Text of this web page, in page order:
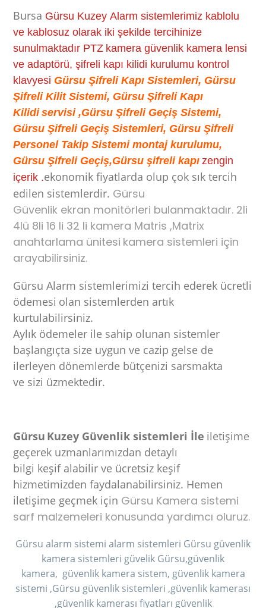
Bursa Gürsu Kuzey Alarm sistemlerimiz kablolu
ve kablosuz olarak iki şekilde tercihinize
sunulmaktadır PTZ kamera güvenlik kamera lensi
ve adaptörü, şifreli kapı kilidi kurulumu kontrol
klavyesi Gürsu Şifreli Kapı Sistemleri, Gürsu
Şifreli Kilit Sistemi, Gürsu Şifreli Kapı
Kilidi servisi ,Gürsu Şifreli Geçiş Sistemi,
Gürsu Şifreli Geçiş Sistemleri, Gürsu Şifreli
Personel Takip Sistemi montaj kurulumu,
Gürsu Şifreli Geçiş,Gürsu şifreli kapı zengin
içerik .ekonomik fiyatlarda olup çok sık tercih
edilen sistemlerdir. Gürsu
Güvenlik ekran monitörleri bulanmaktadır. 2li
4lü 8li 16 li 32 li kamera Matris ,Matrix
anahtarlama ünitesi kamera sistemleri için
arayabilirsiniz.
Gürsu Alarm sistemlerimizi tercih ederek ücretli
ödemesi olan sistemlerden artık
kurtulabilirsiniz.
Aylık ödemeler ile sahip olunan sistemler
başlangıçta size uygun ve cazip gelse de
ilerleyen dönemlerde bütçenizi sarsmakta
ve sizi üzmektedir.
Gürsu Kuzey Güvenlik sistemleri İle iletişime
geçerek uzmanlarımızdan detaylı
bilgi keşif alabilir ve ücretsiz keşif
hizmetimizden faydalanabilirsiniz. Hemen
iletişime geçmek için Gürsu Kamera sistemi
sarf malzemeleri konusunda yardımcı oluruz.
Gürsu alarm sistemi alarm sistemleri Gürsu güvenlik
kamera sistemleri güvelik Gürsu,güvenlik
kamera, güvenlik kamera sistem, güvenlik kamera
sistemi ,Gürsu güvenlik sistemleri ,güvenlik kamerası
,güvenlik kamerası fiyatları güvenlik